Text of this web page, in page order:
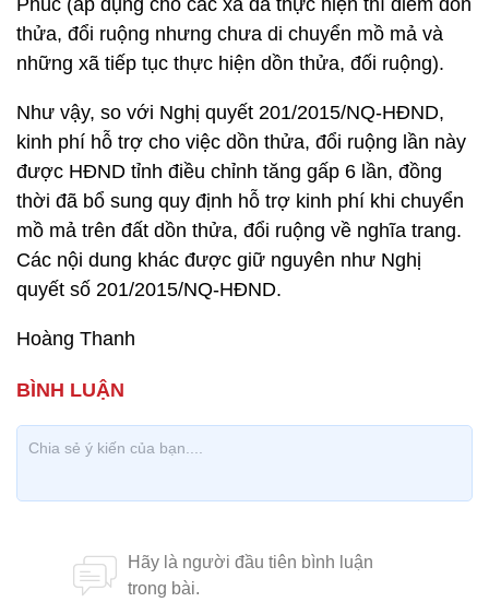
Phúc (áp dụng cho các xã đã thực hiện thí điểm dồn
thửa, đổi ruộng nhưng chưa di chuyển mồ mả và
những xã tiếp tục thực hiện dồn thửa, đối ruộng).
Như vậy, so với Nghị quyết 201/2015/NQ-HĐND,
kinh phí hỗ trợ cho việc dồn thửa, đổi ruộng lần này
được HĐND tỉnh điều chỉnh tăng gấp 6 lần, đồng
thời đã bổ sung quy định hỗ trợ kinh phí khi chuyển
mồ mả trên đất dồn thửa, đổi ruộng về nghĩa trang.
Các nội dung khác được giữ nguyên như Nghị
quyết số 201/2015/NQ-HĐND.
Hoàng Thanh